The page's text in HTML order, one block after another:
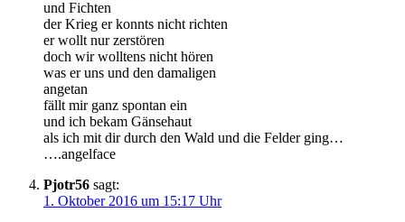
und Fichten
der Krieg er konnts nicht richten
er wollt nur zerstören
doch wir wolltens nicht hören
was er uns und den damaligen
angetan
fällt mir ganz spontan ein
und ich bekam Gänsehaut
als ich mit dir durch den Wald und die Felder ging…
….angelface
Pjotr56 sagt:
1. Oktober 2016 um 15:17 Uhr